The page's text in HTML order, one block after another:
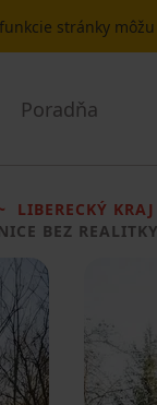
stránky
Poradňa
LIBERECKÝ KRAJ
BEZ REALITKY